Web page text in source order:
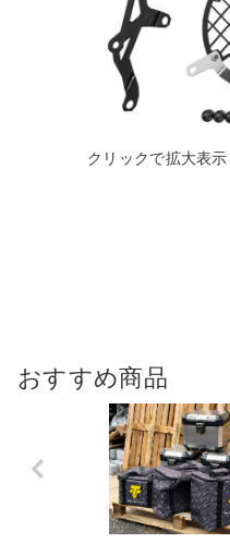
おすすめ商品
Previo
us